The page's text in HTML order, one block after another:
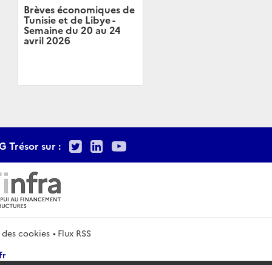
Brèves économiques de
Tunisie et de Libye -
Semaine du 20 au 24
avril 2026
Trésor sur : TwitterLinkedIn
Youtube
cookies
Flux RSS